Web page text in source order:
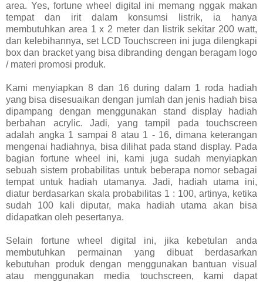
area. Yes, fortune wheel digital ini memang nggak makan
tempat dan irit dalam konsumsi listrik, ia hanya
membutuhkan area 1 x 2 meter dan listrik sekitar 200 watt,
dan kelebihannya, set LCD Touchscreen ini juga dilengkapi
box dan bracket yang bisa dibranding dengan beragam logo
/ materi promosi produk.
Kami menyiapkan 8 dan 16 during dalam 1 roda hadiah
yang bisa disesuaikan dengan jumlah dan jenis hadiah bisa
dipampang dengan menggunakan stand display hadiah
berbahan acrylic. Jadi, yang tampil pada touchscreen
adalah angka 1 sampai 8 atau 1 - 16, dimana keterangan
mengenai hadiahnya, bisa dilihat pada stand display. Pada
bagian fortune wheel ini, kami juga sudah menyiapkan
sebuah sistem probabilitas untuk beberapa nomor sebagai
tempat untuk hadiah utamanya. Jadi, hadiah utama ini,
diatur berdasarkan skala probabilitas 1 : 100, artinya, ketika
sudah 100 kali diputar, maka hadiah utama akan bisa
didapatkan oleh pesertanya.
Selain fortune wheel digital ini, jika kebetulan anda
membutuhkan permainan yang dibuat berdasarkan
kebutuhan produk dengan menggunakan bantuan visual
atau menggunakan media touchscreen, kami dapat